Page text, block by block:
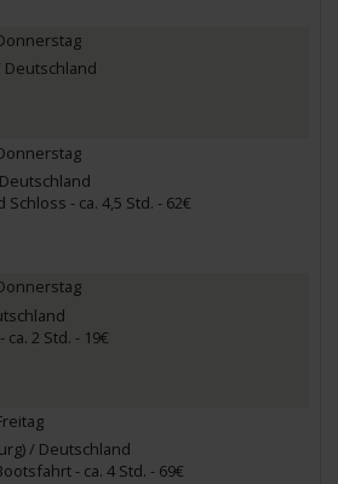
- ca. 4,5 Std. - 62€
2 Std. - 19€
/ Deutschland
- ca. 4 Std. - 69€